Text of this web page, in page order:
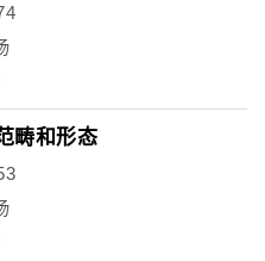
畴和形态